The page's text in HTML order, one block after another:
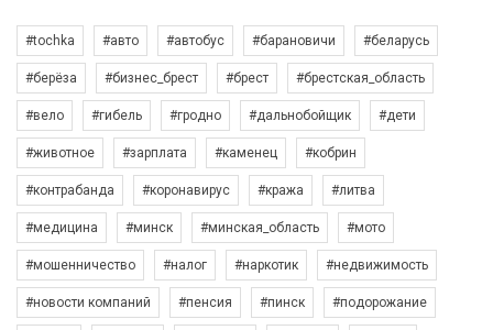
#tochka #авто #автобус #барановичи #беларусь
#берёза #бизнес_брест #брест #брестская_область
#вело #гибель #гродно #дальнобойщик #дети
#животное #зарплата #каменец #кобрин
#контрабанда #коронавирус #кража #литва
#медицина #минск #минская_область #мото
#мошенничество #налог #наркотик #недвижимость
#новости компаний #пенсия #пинск #подорожание